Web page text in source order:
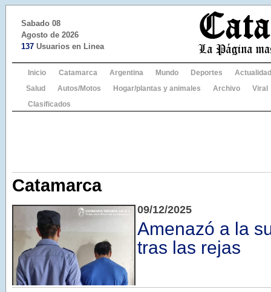
Sabado 08
Agosto de 2026
137 Usuarios en Linea
Inicio Catamarca Argentina Mundo Deportes
Actualidad
Salud
Autos/Motos Hogar/plantas y animales Archivo
Viral
Clasificados
Catamarca
09/12/2025
Amenazó a la
tras las rejas